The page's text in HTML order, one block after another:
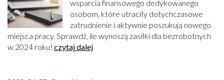
wsparcia finansowego dedykowanego
osobom, które utraciły dotychczasowe
zatrudnienie i aktywnie poszukują nowego
miejsca pracy. Sprawdź, ile wynoszą zasiłki dla bezrobotnych
w 2024 roku! czytaj dalej